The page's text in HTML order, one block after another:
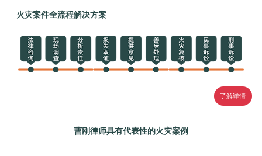
火灾案件全流程解决方案
了解详情
曹刚律师具有代表性的火灾案例